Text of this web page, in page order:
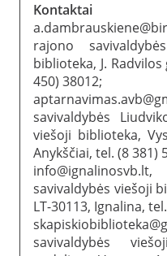
Kontaktai
rajono
biblioteka, J. Radvilos
450) 38012;
savivaldybės
viešoji biblioteka,
Anykščiai, tel. (8 381)
savivaldybės viešoji
LT-30113, Ignalina,
savivaldybės